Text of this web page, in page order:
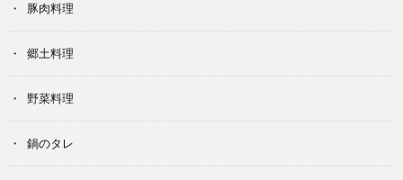
豚肉料理
郷土料理
野菜料理
鍋のタレ